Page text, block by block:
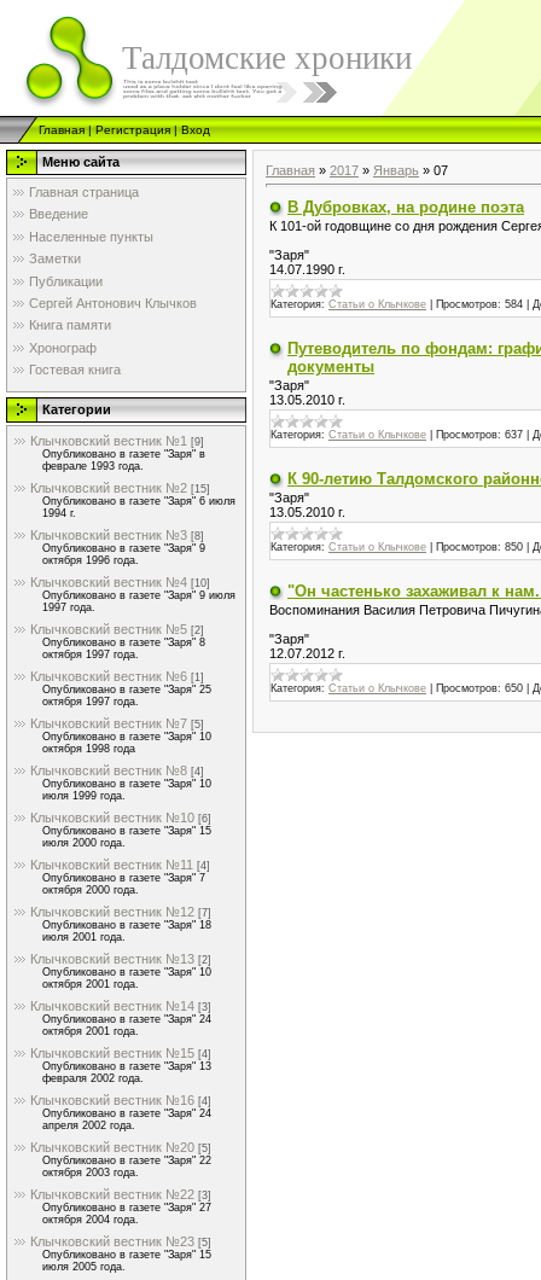
Талдомские хроники
Главная|Регистрация|Вход
Меню сайта
Главная страница
Введение
Населенные пункты
Заметки
Публикации
Сергей Антонович Клычков
Книга памяти
Хронограф
Гостевая книга
Категории
Клычковский вестник №1 [9]
Опубликовано в газете "Заря" в
феврале 1993 года.
Клычковский вестник №2 [15]
Опубликовано в газете "Заря" 6 июля
1994 г.
Клычковский вестник №3 [8]
Опубликовано в газете "Заря" 9
октября 1996 года.
Клычковский вестник №4 [10]
Опубликовано в газете "Заря" 9 июля
1997 года.
Клычковский вестник №5 [2]
Опубликовано в газете "Заря" 8
октября 1997 года.
Клычковский вестник №6 [1]
Опубликовано в газете "Заря" 25
октября 1997 года.
Клычковский вестник №7 [5]
Опубликовано в газете "Заря" 10
октября 1998 года
Клычковский вестник №8 [4]
Опубликовано в газете "Заря" 10
июля 1999 года.
Клычковский вестник №10 [6]
Опубликовано в газете "Заря" 15
июля 2000 года.
Клычковский вестник №11 [4]
Опубликовано в газете "Заря" 7
октября 2000 года.
Клычковский вестник №12 [7]
Опубликовано в газете "Заря" 18
июля 2001 года.
Клычковский вестник №13 [2]
Опубликовано в газете "Заря" 10
октября 2001 года.
Клычковский вестник №14 [3]
Опубликовано в газете "Заря" 24
октября 2001 года.
Клычковский вестник №15 [4]
Опубликовано в газете "Заря" 13
февраля 2002 года.
Клычковский вестник №16 [4]
Опубликовано в газете "Заря" 24
апреля 2002 года.
Клычковский вестник №20 [5]
Опубликовано в газете "Заря" 22
октября 2003 года.
Клычковский вестник №22 [3]
Опубликовано в газете "Заря" 27
октября 2004 года.
Клычковский вестник №23 [5]
Опубликовано в газете "Заря" 15
июля 2005 года.
Главная » 2017 » Январь » 07
В Дубровках, на родине поэта
К 101-ой годовщине со дня рождения
"Заря"
14.07.1990 г.
Категория: Статьи о Клычкове Просмотров: 584
Путеводитель по фондам:
документы
"Заря"
13.05.2010 г.
Категория: Статьи о Клычкове Просмотров: 637
​К 90-летию Талдомского
"Заря"
13.05.2010 г.
Категория: Статьи о Клычкове Просмотров: 850
"Он частенько захаживал к
Воспоминания Василия Петровича
"Заря"
12.07.2012 г.
Категория: Статьи о Клычкове Просмотров: 650